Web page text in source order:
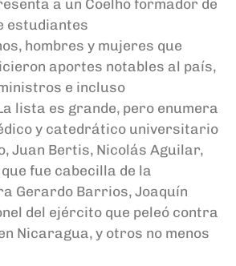
a un Coelho formador de
estudiantes
hombres y mujeres que
aportes notables al país,
e incluso
lista es grande, pero enumera
y catedrático universitario
Juan Bertis, Nicolás Aguilar,
fue cabecilla de la
Gerardo Barrios, Joaquín
del ejército que peleó contra
Nicaragua, y otros no menos